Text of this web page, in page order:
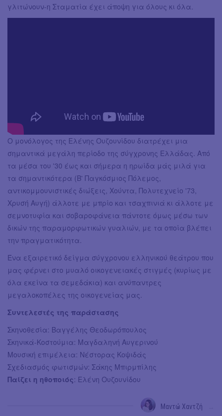
γλιτώνουν-η Σταματία έχει άποψη για όλους κι όλα.
Ο μονόλογος της Ελένης Ουζουνίδου διατρέχει μια
σημαντικά μεγάλη περίοδο της σύγχρονης Ελλάδας. Από
τα μέσα του '30 έως και σήμερα η ηρωίδα μάς μιλά για
τα σημαντικότερα (Β' Παγκόσμιος Πόλεμος,
αντικομμουνιστικές διώξεις, Χούντα, Πολυτεχνείο '73,
Χρυσή Αυγή) άλλοτε με μπρίο και τσαχπινιά κι άλλοτε με
σεμνοτυφία και σοβαροφάνεια πάντοτε όμως μέσω των
δικών της παραμορφωτικών γυαλιών, με τα οποία βλέπει
την πραγματικότητα.
Ένα εξαιρετικό δείγμα σύγχρονου ελληνικού θεάτρου που
μας φέρνει στο μυαλό οικογενειακές στιγμές (κυρίως με
όλα εκείνα τα σεμεδάκια) και ανύπαντρες
μεγαλοκοπέλες της οικογενείας μας.
Συντελεστές της παράστασης
Σκηνοθεσία: Βαγγέλης Θεοδωρόπουλος
Σκηνικά-Κοστούμια: Μαγδαληνή Αυγερινού
Μουσική επιμέλεια: Νέστορας Κοψιδάς
Σχεδιασμός φωτισμών: Σάκης Μπιρμπίλης
Παίζει η ηθοποιός: Ελένη Ουζουνίδου
Μαντώ Χαντζή